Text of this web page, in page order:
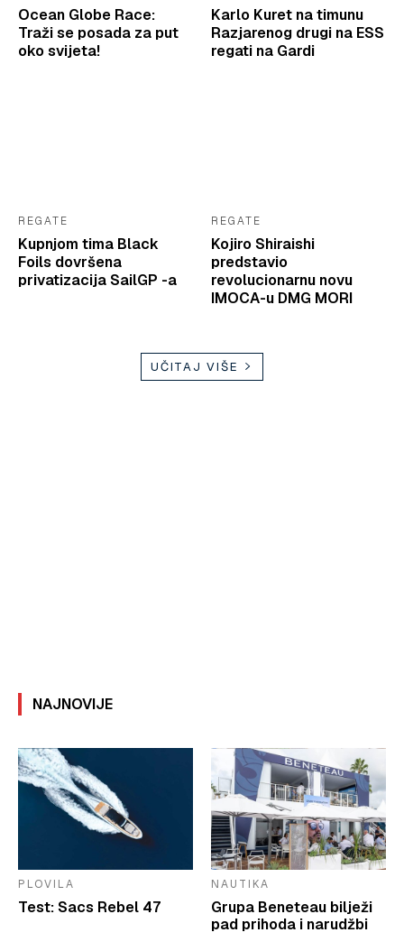
Ocean Globe Race:
Traži se posada za put
oko svijeta!
Karlo Kuret na timunu
Razjarenog drugi na ESS
regati na Gardi
REGATE
Kupnjom tima Black
Foils dovršena
privatizacija SailGP -a
REGATE
Kojiro Shiraishi
predstavio
revolucionarnu novu
IMOCA-u DMG MORI
UČITAJ VIŠE
NAJNOVIJE
PLOVILA
Test: Sacs Rebel 47
NAUTIKA
Grupa Beneteau bilježi
pad prihoda i narudžbi